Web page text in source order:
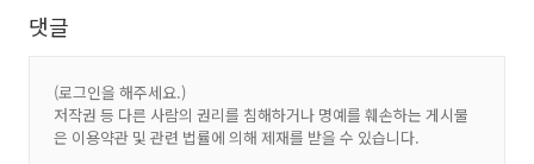
댓글